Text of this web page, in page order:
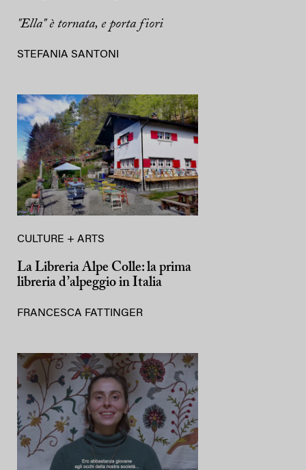
"Ella" è tornata, e porta fiori
STEFANIA SANTONI
CULTURE + ARTS
La Libreria Alpe Colle: la prima
libreria d’alpeggio in Italia
FRANCESCA FATTINGER